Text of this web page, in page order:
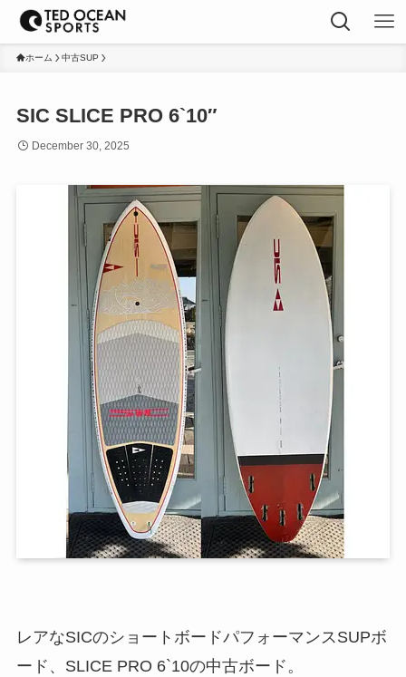
ホーム 中古SUP
SIC SLICE PRO 6`10″
December 30, 2025
レアなSICのショートボードパフォーマンスSUPボ
ード、SLICE PRO 6`10の中古ボード。